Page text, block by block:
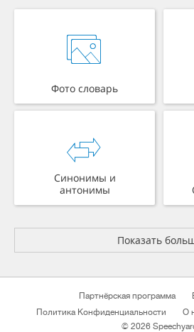
Фото словарь
Синонимы и
антонимы
Показать
Партнёрская программа
Политика Конфиденциальности
О
© 2026